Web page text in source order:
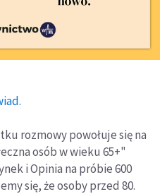
rozmowy powołuje się na
osób w wieku 65+"
i Opinia na próbie 600
się, że osoby przed 80.